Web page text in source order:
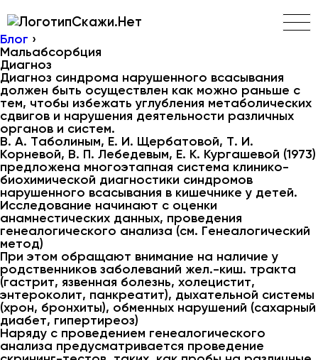
Скажи.Нет
Блог ›
Мальабсорбция
Диагноз
Диагноз синдрома нарушенного всасывания
должен быть осуществлен как можно раньше с
тем, чтобы избежать углубления метаболических
сдвигов и нарушения деятельности различных
органов и систем.
В. А. Таболиным, Е. И. Щербатовой, Т. И.
Корневой, В. П. Лебедевым, Е. К. Кургашевой (1973)
предложена многоэтапная система клинико-
биохимической диагностики синдромов
нарушенного всасывания в кишечнике у детей.
Исследование начинают с оценки
анамнестических данных, проведения
генеалогического анализа (см. Генеалогический
метод)
При этом обращают внимание на наличие у
родственников заболеваний жел.-киш. тракта
(гастрит, язвенная болезнь, холецистит,
энтероколит, панкреатит), дыхательной системы
(хрон, бронхиты), обменных нарушений (сахарный
диабет, гипертиреоз)
Наряду с проведением генеалогического
анализа предусматривается проведение